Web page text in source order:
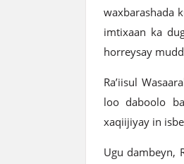
waxbarashada
imtixaan ka
horreysay
Ra’iisul
loo daboolo
xaqiijiyay in
Ugu dambeyn,